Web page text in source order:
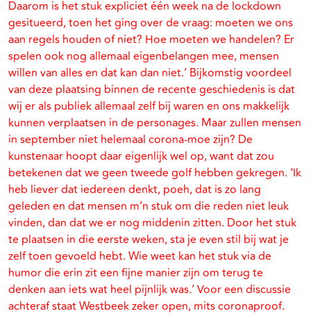
Daarom is het stuk expliciet één week na de lockdown
gesitueerd, toen het ging over de vraag: moeten we ons
aan regels houden of niet? Hoe moeten we handelen? Er
spelen ook nog allemaal eigenbelangen mee, mensen
willen van alles en dat kan dan niet.’ Bijkomstig voordeel
van deze plaatsing binnen de recente geschiedenis is dat
wij er als publiek allemaal zelf bij waren en ons makkelijk
kunnen verplaatsen in de personages. Maar zullen mensen
in september niet helemaal corona-moe zijn? De
kunstenaar hoopt daar eigenlijk wel op, want dat zou
betekenen dat we geen tweede golf hebben gekregen. ‘Ik
heb liever dat iedereen denkt, poeh, dat is zo lang
geleden en dat mensen m’n stuk om die reden niet leuk
vinden, dan dat we er nog middenin zitten. Door het stuk
te plaatsen in die eerste weken, sta je even stil bij wat je
zelf toen gevoeld hebt. Wie weet kan het stuk via de
humor die erin zit een fijne manier zijn om terug te
denken aan iets wat heel pijnlijk was.’ Voor een discussie
achteraf staat Westbeek zeker open, mits coronaproof.